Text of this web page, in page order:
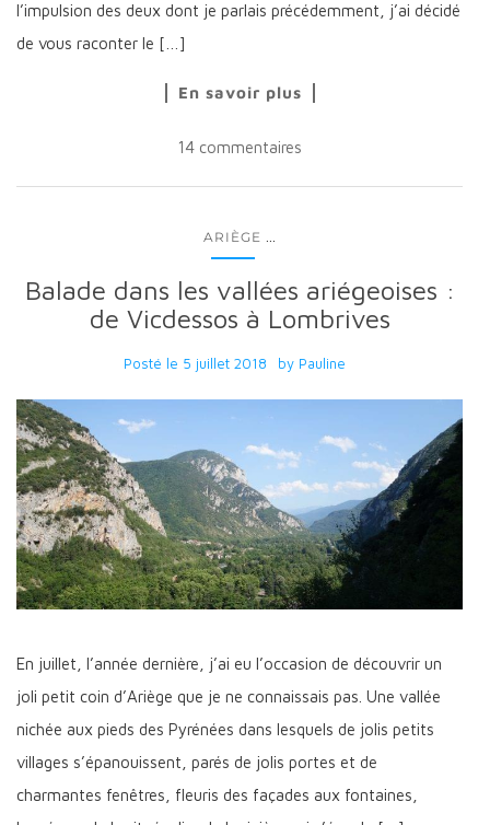
l’impulsion des deux dont je parlais précédemment, j’ai décidé
de vous raconter le […]
En savoir plus
14 commentaires
ARIÈGE
Balade dans les vallées ariégeoises :
de Vicdessos à Lombrives
Posté le 5 juillet 2018 by Pauline
En juillet, l’année dernière, j’ai eu l’occasion de découvrir un
joli petit coin d’Ariège que je ne connaissais pas. Une vallée
nichée aux pieds des Pyrénées dans lesquels de jolis petits
villages s’épanouissent, parés de jolis portes et de
charmantes fenêtres, fleuris des façades aux fontaines,